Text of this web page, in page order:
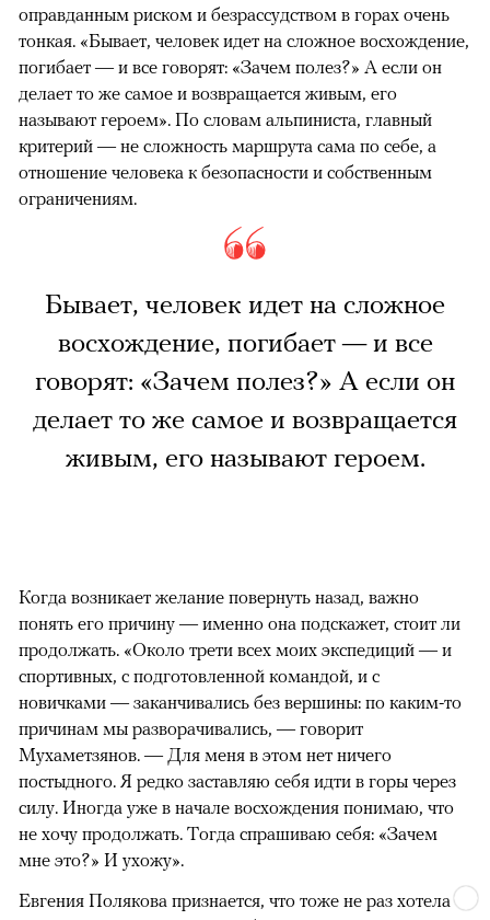
оправданным риском и безрассудством в горах очень
тонкая. «Бывает, человек идет на сложное восхождение,
погибает — и все говорят: «Зачем полез?» А если он
делает то же самое и возвращается живым, его
называют героем». По словам альпиниста, главный
критерий — не сложность маршрута сама по себе, а
отношение человека к безопасности и собственным
ограничениям.
Бывает, человек идет на сложное
восхождение, погибает — и все
говорят: «Зачем полез?» А если он
делает то же самое и возвращается
живым, его называют героем.
Когда возникает желание повернуть назад, важно
понять его причину — именно она подскажет, стоит ли
продолжать. «Около трети всех моих экспедиций — и
спортивных, с подготовленной командой, и с
новичками — заканчивались без вершины: по каким-то
причинам мы разворачивались, — говорит
Мухаметзянов. — Для меня в этом нет ничего
постыдного. Я редко заставляю себя идти в горы через
силу. Иногда уже в начале восхождения понимаю, что
не хочу продолжать. Тогда спрашиваю себя: «Зачем
мне это?» И ухожу».
Евгения Полякова признается, что тоже не раз хотела